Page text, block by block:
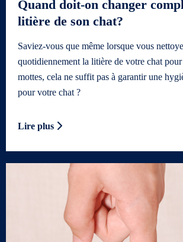
Quand doit-on changer
litière de son chat?
Saviez-vous que même lorsque vous
quotidiennement la litière de votre chat
mottes, cela ne suffit pas à garantir une
pour votre chat ?
Lire plus